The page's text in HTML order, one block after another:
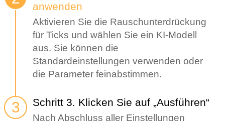
anwenden
Aktivieren Sie die Rauschunterdrückung
für Ticks und wählen Sie ein KI-Modell
aus. Sie können die
Standardeinstellungen verwenden oder
die Parameter feinabstimmen.
Schritt 3. Klicken Sie auf „Ausführen“
Nach Abschluss aller Einstellungen